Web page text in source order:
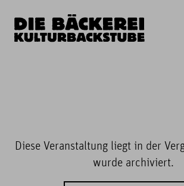
Diese Veranstaltung liegt in der
wurde archiviert.